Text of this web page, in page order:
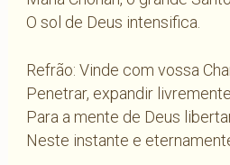
O sol de Deus intensifica.
Refrão: Vinde com vossa
Penetrar, expandir
Para a mente de Deus
Neste instante e